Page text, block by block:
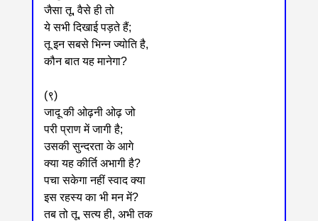
जैसा तू, वैसे ही तो
ये सभी दिखाई पड़ते हैं;
तू इन सबसे भिन्न ज्योति है,
कौन बात यह मानेगा?
(९)
जादू की ओढ़नी ओढ़ जो
परी प्राण में जागी है;
उसकी सुन्दरता के आगे
क्या यह कीर्ति अभागी है?
पचा सकेगा नहीं स्वाद क्या
इस रहस्य का भी मन में?
तब तो तू, सत्य ही, अभी तक